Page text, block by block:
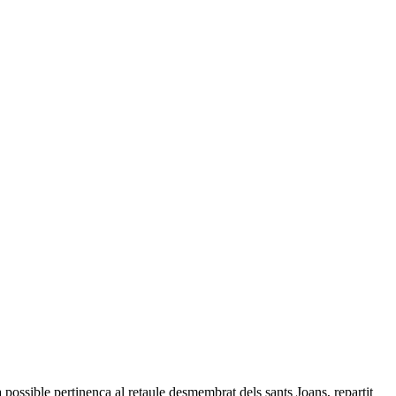
pertinença al retaule desmembrat dels sants Joans, repartit